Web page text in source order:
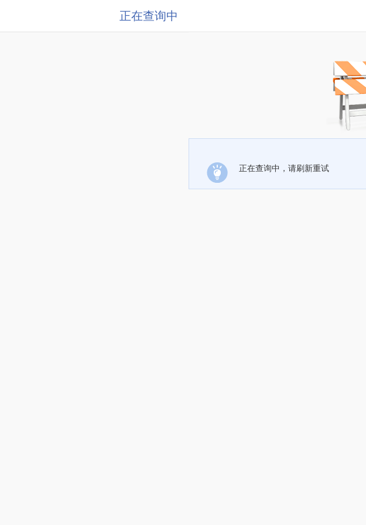
正在查询中
正在查询中，请刷新重试